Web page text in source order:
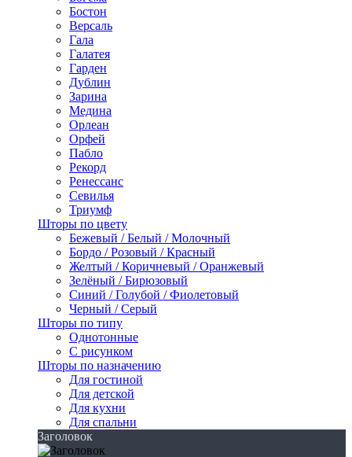
Бостон
Версаль
Гала
Галатея
Гарден
Дублин
Зарина
Медина
Орлеан
Орфей
Пабло
Рекорд
Ренессанс
Севилья
Триумф
Шторы по цвету
Бежевый / Белый / Молочный
Бордо / Розовый / Красный
Желтый / Коричневый / Оранжевый
Зелёный / Бирюзовый
Синий / Голубой / Фиолетовый
Черный / Серый
Шторы по типу
Однотонные
С рисунком
Шторы по назначению
Для гостиной
Для детской
Для кухни
Для спальни
Заголовок